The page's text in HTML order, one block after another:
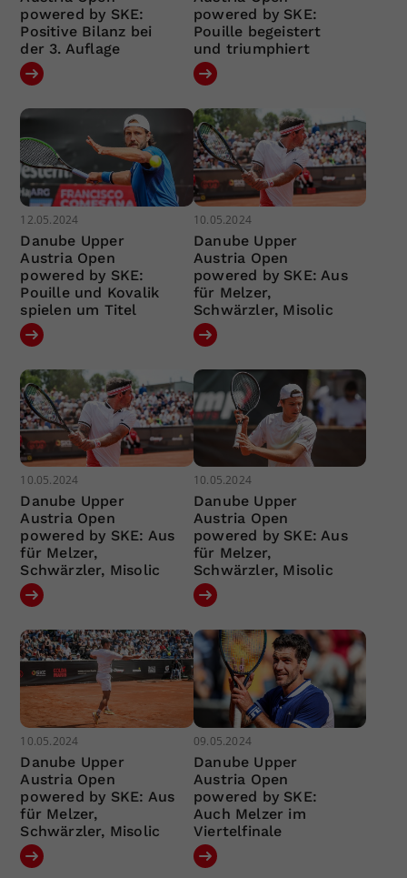
powered by SKE:
Positive Bilanz bei
der 3. Auflage
powered by SKE:
Pouille begeistert
und triumphiert
12.05.2024
Danube Upper
Austria Open
powered by SKE:
Pouille und Kovalik
spielen um Titel
10.05.2024
Danube Upper
Austria Open
powered by SKE: Aus
für Melzer,
Schwärzler, Misolic
10.05.2024
Danube Upper
Austria Open
powered by SKE: Aus
für Melzer,
Schwärzler, Misolic
10.05.2024
Danube Upper
Austria Open
powered by SKE: Aus
für Melzer,
Schwärzler, Misolic
10.05.2024
Danube Upper
Austria Open
powered by SKE: Aus
für Melzer,
Schwärzler, Misolic
09.05.2024
Danube Upper
Austria Open
powered by SKE:
Auch Melzer im
Viertelfinale